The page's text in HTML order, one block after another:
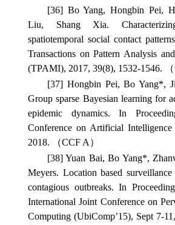
[36] Bo Yang, Hongbin Pei,
Liu, Shang Xia.
spatiotemporal social contact
Transactions on Pattern Analysis
(TPAMI), 2017, 39(8), 1532-1546. （
[37] Hongbin Pei, Bo Yang*,
Group sparse Bayesian learning for
epidemic dynamics.In
Conference on Artificial Intelligence
2018. （CCF A）
[38] Yuan Bai, Bo Yang*,
Meyers. Location based
contagious outbreaks.In
International Joint Conference on
Computing (UbiComp’15), Sept 7-